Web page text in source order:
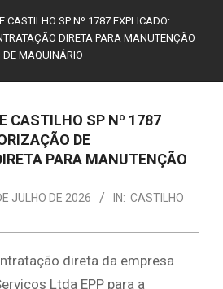
CASTILHO SP Nº 1787 EXPLICADO:
DIRETA PARA MANUTENÇÃO
DE MAQUINÁRIO
CASTILHO SP Nº 1787
DE
PARA MANUTENÇÃO
JULHO DE 2026 IN: CASTILHO
direta da empresa
Ltda EPP para a